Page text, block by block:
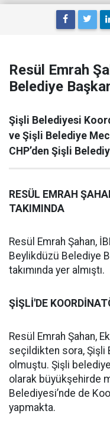
Resül Emrah
Belediye
Şişli Belediyesi
ve Şişli Belediye
CHP’den Şişli
RESÜL EMRAH
TAKIMINDA
Resül Emrah Şahan,
Beylikdüzü Belediye
takımında yer almıştı.
ŞİŞLİ'DE
Resül Emrah Şahan,
seçildikten sora,
olmuştu. Şişli
olarak büyükşehirde
Belediyesi’nde de
yapmakta.